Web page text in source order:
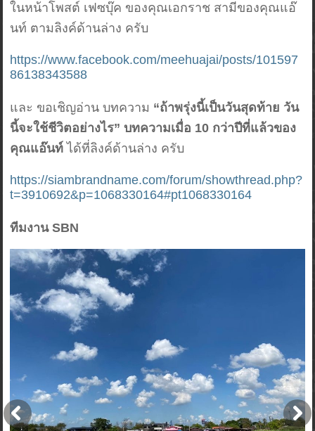
ในหน้าโพสต์ เฟซบุ๊ค ของคุณเอกราช สามีของคุณแอ๊
นท์ ตามลิงค์ด้านล่าง ครับ
https://www.facebook.com/meehuajai/posts/101597
86138343588
และ ขอเชิญอ่าน บทความ “ถ้าพรุ่งนี้เป็นวันสุดท้าย วัน
นี้จะใช้ชีวิตอย่างไร” บทความเมื่อ 10 กว่าปีที่แล้วของ
คุณแอ๊นท์ ได้ที่ลิงค์ด้านล่าง ครับ
https://siambrandname.com/forum/showthread.php?
t=3910692&p=1068330164#pt1068330164
ทีมงาน SBN